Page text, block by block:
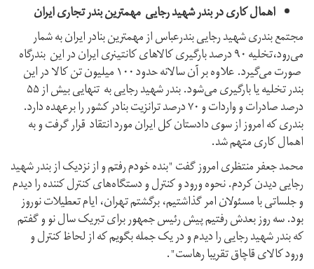
اهمال کاری در بندر شهید رجایی مهمترین بندر تجاری ایران
مجتمع بندری شهید رجایی بندرعباس از مهمترین بنادر ایران به شمار
می‌رود،تخلیه ۹۰ درصد بارگیری کالاهای کانتینری ایران در این بندرگاه
صورت می‌گیرد. علاوه بر آن سالانه حدود ۱۰۰ میلیون تن کالا در این
بندر تخلیه یا بارگیری می‌شود. بندر شهید رجایی به تنهایی بیش از ۵۵
درصد صادرات و واردات و ۷۰ درصد ترانزیت بنادر کشور را برعهده دارد.
بندری که امروز از سوی دادستان کل ایران مورد انتقاد قرار گرفت و به
اهمال کاری متهم شد.
محمد جعفر منتظری امروز گفت "بنده خودم رفتم و از نزدیک از بندر شهید
رجایی دیدن کردم. نحوه ورود و کنترل و دستگاه‌های کنترل کننده را دیدم
و جلساتی با مسئولان امر گذاشتیم، برگشتم تهران، ایام تعطیلات نوروز
بود. سه روز بعدش رفتیم پیش رئیس جمهور برای تبریک سال نو و گفتم
که بندر شهید رجایی را دیدم و در یک جمله بگویم که از لحاظ کنترل و
ورود کالای قاچاق تقریبا رهاست".